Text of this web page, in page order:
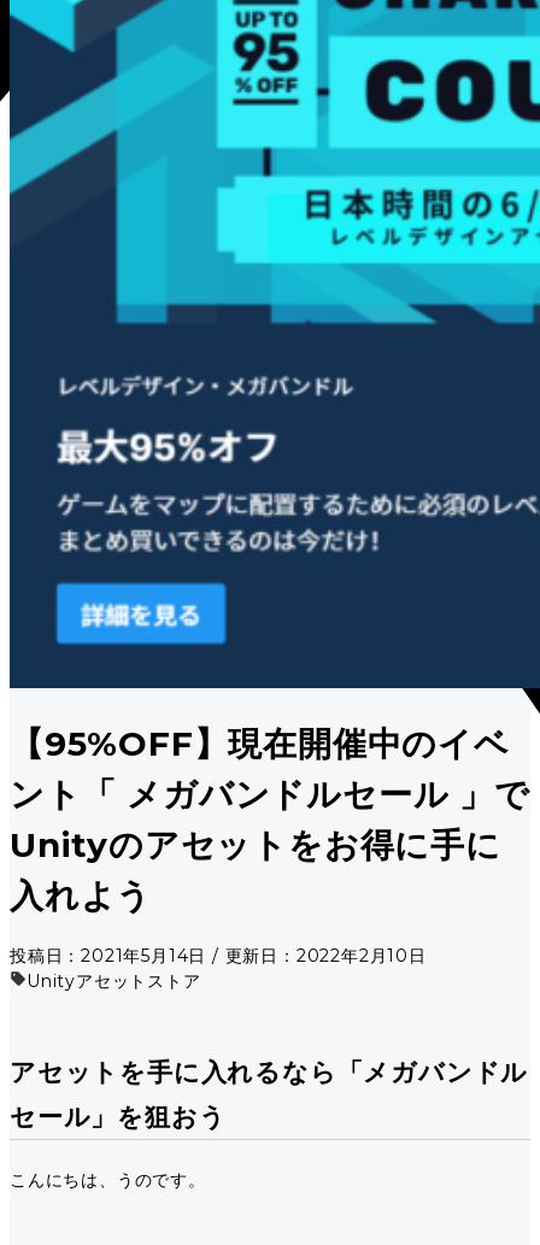
【95%OFF】現在開催中のイベ
ント「 メガバンドルセール 」で
Unityのアセットをお得に手に
入れよう
投稿日：2021年5月14日 / 更新日：2022年2月10日
Unityアセットストア
アセットを手に入れるなら「メガバンドル
セール」を狙おう
こんにちは、うのです。